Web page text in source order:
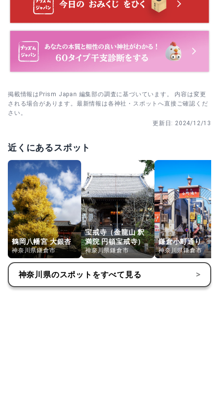
例大祭は初日午前に参拝を済ませ、15日は開始前の時間に
男子31日・女子33日という古い風習の解説とともに、母子
健やかに神さまへご挨拶するお宮参りを案内。
七五三祝
3歳・5歳・7歳の節目に髪置・袴着・帯解のならわしをい
まに伝える祈願。家族で成長を報告します。
厄除
男性42歳・女性33歳の大厄など節目の年に、災厄から離れ
られるよう祈る厄除けの祈祷。
申込後、車祓所で車のお祓いにも対応。安全運転と無事を
願って受ける人が多い祈願です。
訪問日：2023/11/25
もっとみる
掲載情報はPrism Japan 編集部の調査に基づいています。 内容は変更
される場合があります。最新情報は各神社・スポットへ直接ご確認くだ
さい。
更新日: 2024/12/13
近くにあるスポット
鶴岡八幡宮 大銀杏
神奈川県鎌倉市
宝戒寺（金龍山 釈
満院 円頓宝戒寺）
神奈川県鎌倉市
鎌倉小町通り
神奈川県鎌倉市
神奈川県のスポットをすべて見る >